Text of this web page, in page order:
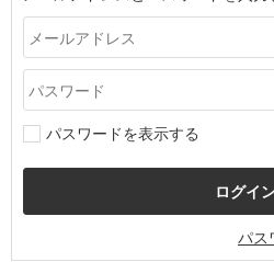
パスワードを表示する
パス